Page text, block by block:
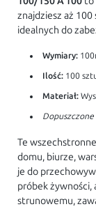
znajdziesz aż
idealnych do
Wymiary:
Ilość: 100
Materiał:
Te
domu, biurze,
je do
próbek
strunowemu,